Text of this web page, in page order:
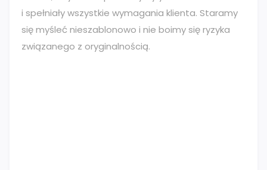
i spełniały wszystkie wymagania klienta. Staramy
się myśleć nieszablonowo i nie boimy się ryzyka
związanego z oryginalnością.